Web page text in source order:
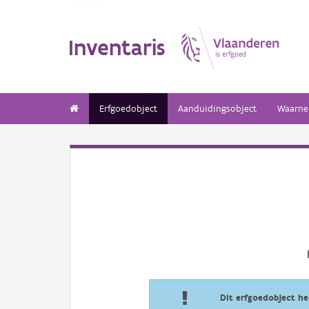
Inventaris
Erfgoedobject Aanduidingsobject
Dit erfgoedobject